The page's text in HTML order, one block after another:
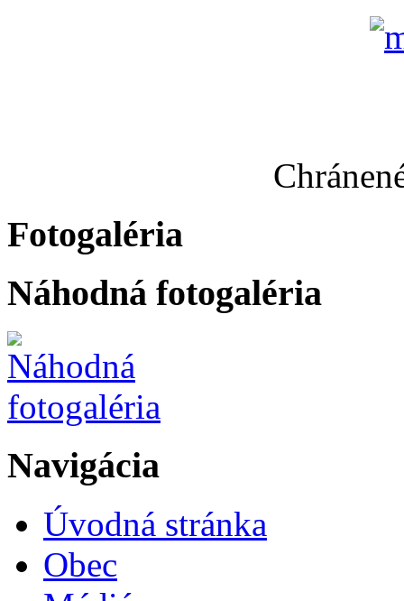
Fotogaléria
Náhodná fotogaléria
Navigácia
Úvodná stránka
Obec